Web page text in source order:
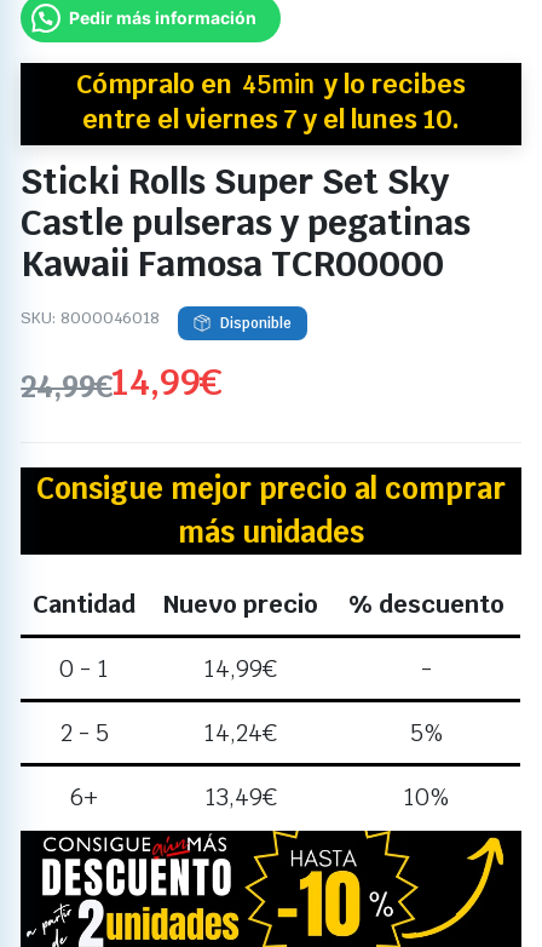
Pedir más información
Cómpralo en 45min y lo recibes
entre el viernes 7 y el lunes 10.
Sticki Rolls Super Set Sky
Castle pulseras y pegatinas
Kawaii Famosa TCR00000
SKU: 8000046018 Disponible
24,99€14,99€
Consigue mejor precio al comprar
más unidades
Cantidad Nuevo precio % descuento
0 - 1 14,99€ -
2 - 5 14,24€ 5%
6+ 13,49€ 10%